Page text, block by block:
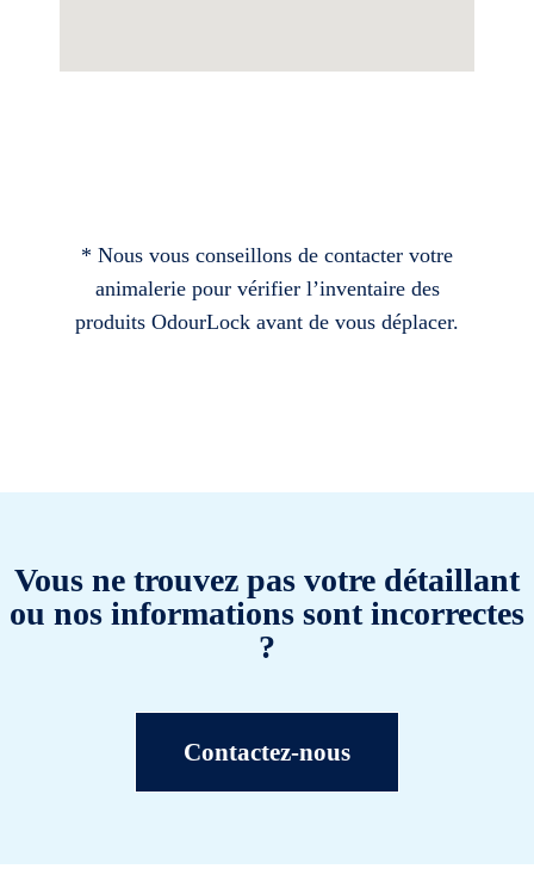
* Nous vous conseillons de contacter votre
animalerie pour vérifier l’inventaire des
produits OdourLock avant de vous déplacer.
Vous ne trouvez pas votre détaillant
ou nos informations sont incorrectes
?
Contactez-nous